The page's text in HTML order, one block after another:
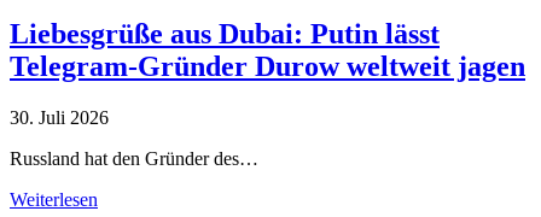
Liebesgrüße aus Dubai: Putin lässt
Telegram-Gründer Durow weltweit jagen
30. Juli 2026
Russland hat den Gründer des…
Weiterlesen